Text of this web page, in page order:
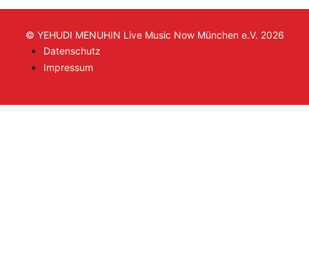
© YEHUDI MENUHIN Live Music Now München e.V. 2026
Datenschutz
Impressum